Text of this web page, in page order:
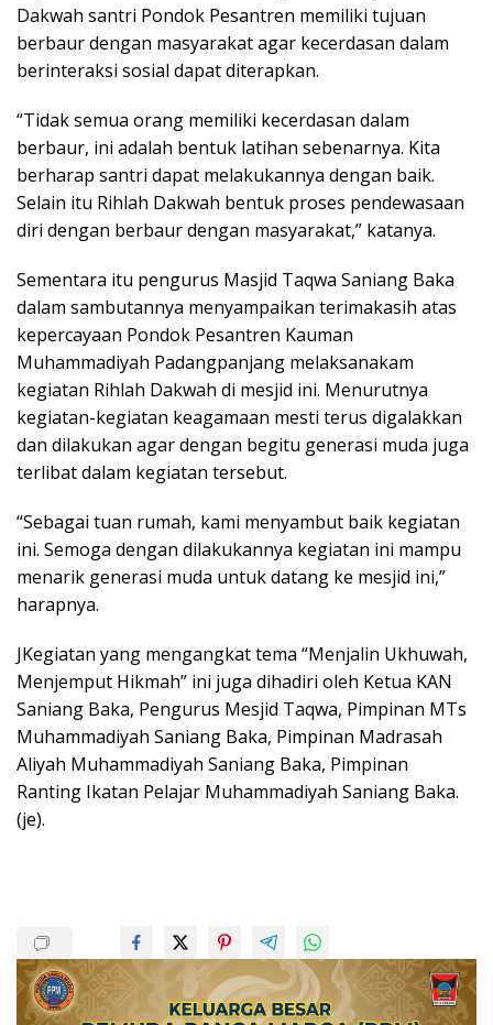
Dakwah santri Pondok Pesantren memiliki tujuan
berbaur dengan masyarakat agar kecerdasan dalam
berinteraksi sosial dapat diterapkan.
“Tidak semua orang memiliki kecerdasan dalam
berbaur, ini adalah bentuk latihan sebenarnya. Kita
berharap santri dapat melakukannya dengan baik.
Selain itu Rihlah Dakwah bentuk proses pendewasaan
diri dengan berbaur dengan masyarakat,” katanya.
Sementara itu pengurus Masjid Taqwa Saniang Baka
dalam sambutannya menyampaikan terimakasih atas
kepercayaan Pondok Pesantren Kauman
Muhammadiyah Padangpanjang melaksanakam
kegiatan Rihlah Dakwah di mesjid ini. Menurutnya
kegiatan-kegiatan keagamaan mesti terus digalakkan
dan dilakukan agar dengan begitu generasi muda juga
terlibat dalam kegiatan tersebut.
“Sebagai tuan rumah, kami menyambut baik kegiatan
ini. Semoga dengan dilakukannya kegiatan ini mampu
menarik generasi muda untuk datang ke mesjid ini,”
harapnya.
JKegiatan yang mengangkat tema “Menjalin Ukhuwah,
Menjemput Hikmah” ini juga dihadiri oleh Ketua KAN
Saniang Baka, Pengurus Mesjid Taqwa, Pimpinan MTs
Muhammadiyah Saniang Baka, Pimpinan Madrasah
Aliyah Muhammadiyah Saniang Baka, Pimpinan
Ranting Ikatan Pelajar Muhammadiyah Saniang Baka.
(je).